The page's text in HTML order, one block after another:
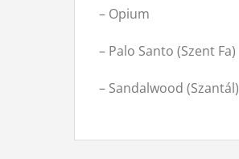
– Opium
– Palo Santo (Szent Fa)
– Sandalwood (Szantál)